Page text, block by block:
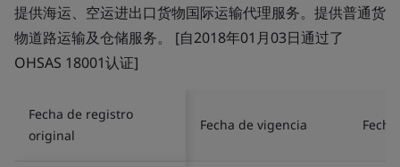
提供海运、空运进出口货物国际运输代理服务。提供普通货
物道路运输及仓储服务。 [自2018年01月03日通过了
OHSAS 18001认证]
Fecha de registro
original
Fecha de vigencia